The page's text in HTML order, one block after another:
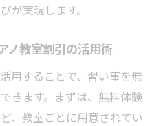
が実現します。
ノ教室割引の活用術
用することで、習い事を無
きます。まずは、無料体験
、教室ごとに用意されてい